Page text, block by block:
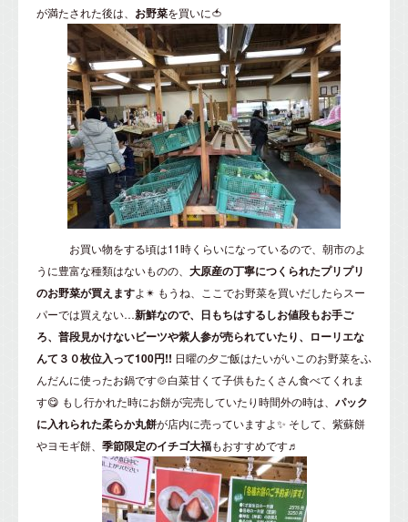
が満たされた後は、 お野菜を買いに🍅
お買い物をする頃は11時くらいになっているので、朝市のよ
うに豊富な種類はないものの、 大原産の丁寧につくられたプリプリ
のお野菜が買えますよ✴ もうね、ここでお野菜を買いだしたらスー
パーでは買えない…新鮮なので、日もちはするしお値段もお手ご
ろ、普段見かけないビーツや紫人参が売られていたり、ローリエな
んて３０枚位入って100円!! 日曜の夕ご飯はたいがいこのお野菜をふ
んだんに使ったお鍋です🍲白菜甘くて子供もたくさん食べてくれま
す😋 もし行かれた時にお餅が完売していたり時間外の時は、 パック
に入れられた柔らか丸餅が店内に売っていますよ✨ そして、紫蘇餅
やヨモギ餅、 季節限定のイチゴ大福もおすすめです♬